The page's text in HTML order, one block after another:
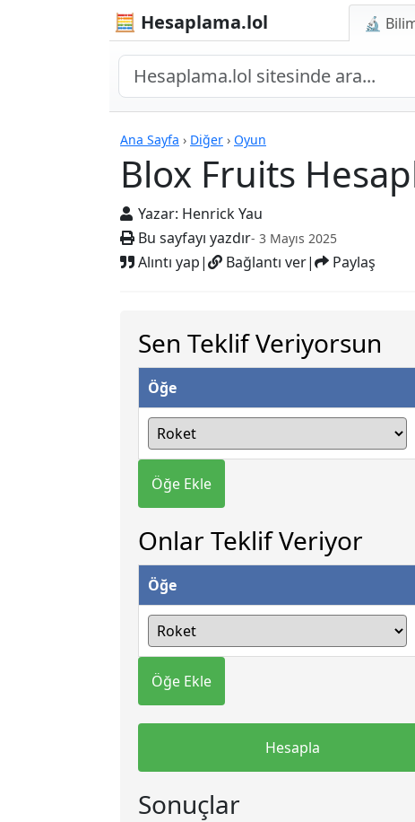
🧮 Hesaplama.lol 🔬
Ana Sayfa › Diğer › Oyun
Blox Fruits
Yazar: Henrick Yau
Bu sayfayı yazdır- 3 Mayıs 2025
Alıntı yap| Bağlantı ver| Paylaş
Hesap Makineleri
Sen Teklif Veriyorsun
Öğe
Öğe Ekle
Onlar Teklif Veriyor
Öğe
Öğe Ekle
Hesapla
Sonuçlar